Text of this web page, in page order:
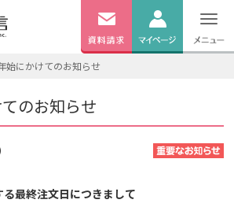
無料
始にかけてのお知らせ
のお知らせ
最終注文日につきまして